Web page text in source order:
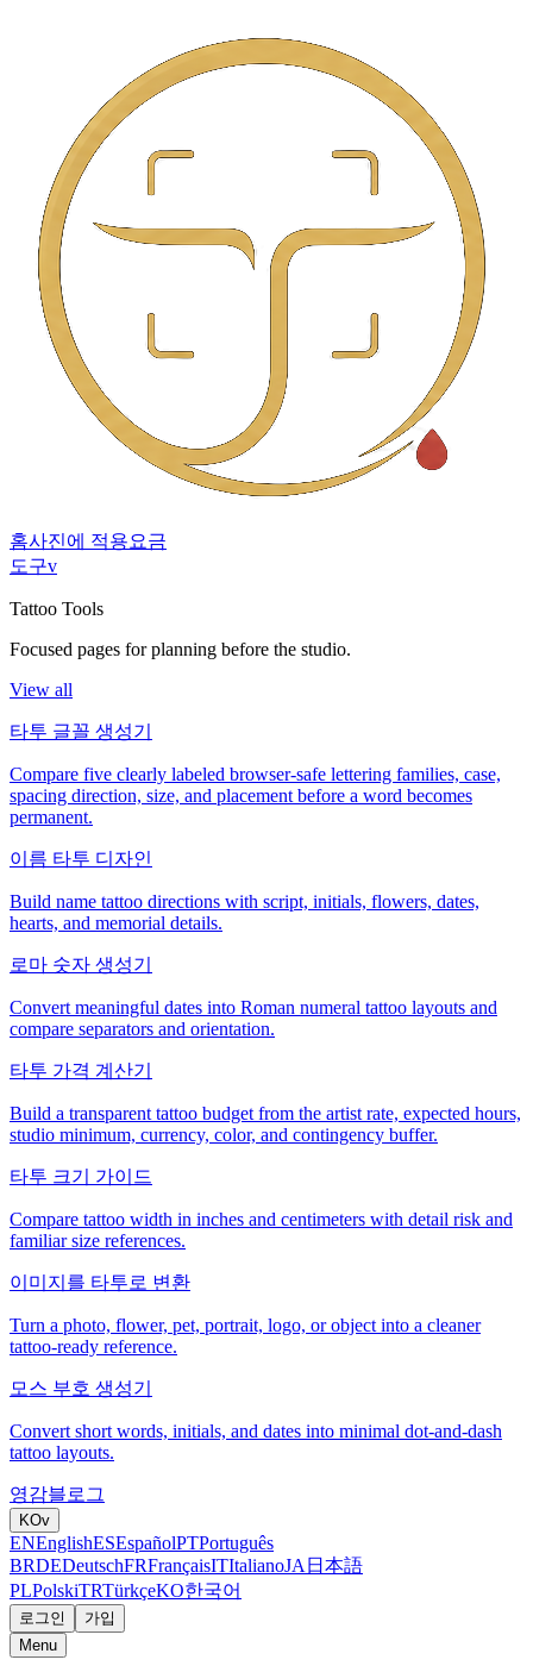
홈사진에 적용요금
도구v
Tattoo Tools
Focused pages for planning before the studio.
View all
타투 글꼴 생성기
Compare five clearly labeled browser-safe lettering families, case,
spacing direction, size, and placement before a word becomes
permanent.
이름 타투 디자인
Build name tattoo directions with script, initials, flowers, dates,
hearts, and memorial details.
로마 숫자 생성기
Convert meaningful dates into Roman numeral tattoo layouts and
compare separators and orientation.
타투 가격 계산기
Build a transparent tattoo budget from the artist rate, expected hours,
studio minimum, currency, color, and contingency buffer.
타투 크기 가이드
Compare tattoo width in inches and centimeters with detail risk and
familiar size references.
이미지를 타투로 변환
Turn a photo, flower, pet, portrait, logo, or object into a cleaner
tattoo-ready reference.
모스 부호 생성기
Convert short words, initials, and dates into minimal dot-and-dash
tattoo layouts.
영감블로그
KOv
ENEnglishESEspañolPTPortuguês
BRDEDeutschFRFrançaisITItalianoJA 日本語
PLPolskiTRTürkçeKO한국어
로그인
가입
Menu